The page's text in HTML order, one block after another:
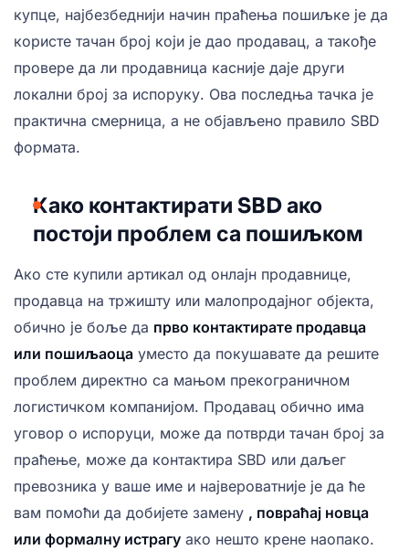
купце, најбезбеднији начин праћења пошиљке је да
користе тачан број који је дао продавац, а такође
провере да ли продавница касније даје други
локални број за испоруку. Ова последња тачка је
практична смерница, а не објављено правило SBD
формата.
Како контактирати SBD ако
постоји проблем са пошиљком
Ако сте купили артикал од онлајн продавнице,
продавца на тржишту или малопродајног објекта,
обично је боље да прво контактирате продавца
или пошиљаоца уместо да покушавате да решите
проблем директно са мањом прекограничном
логистичком компанијом. Продавац обично има
уговор о испоруци, може да потврди тачан број за
праћење, може да контактира SBD или даљег
превозника у ваше име и највероватније је да ће
вам помоћи да добијете замену , повраћај новца
или формалну истрагу ако нешто крене наопако.